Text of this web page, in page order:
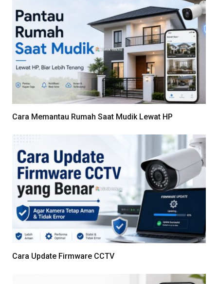
Cara Memantau Rumah Saat Mudik Lewat HP
Cara Update Firmware CCTV